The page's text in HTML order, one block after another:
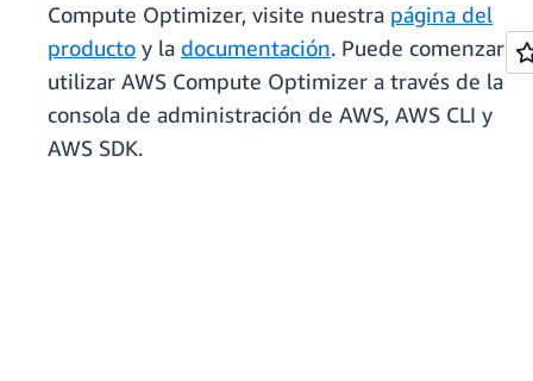
Compute Optimizer, visite nuestra página del
producto y la documentación. Puede comenzar a
utilizar AWS Compute Optimizer a través de la
consola de administración de AWS, AWS CLI y
AWS SDK.